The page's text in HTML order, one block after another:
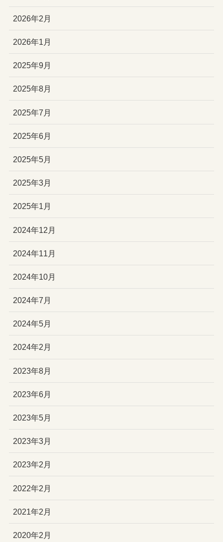
2026年2月
2026年1月
2025年9月
2025年8月
2025年7月
2025年6月
2025年5月
2025年3月
2025年1月
2024年12月
2024年11月
2024年10月
2024年7月
2024年5月
2024年2月
2023年8月
2023年6月
2023年5月
2023年3月
2023年2月
2022年2月
2021年2月
2020年2月